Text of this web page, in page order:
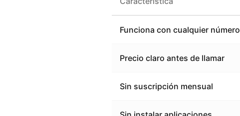
Funciona con cualquier número
Precio claro antes de llamar
Sin suscripción mensual